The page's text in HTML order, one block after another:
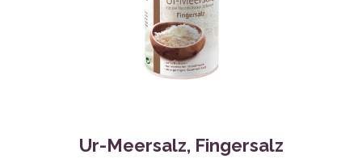
Ur-Meersalz, Fingersalz